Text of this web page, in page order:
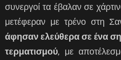
συνεργοί τα έβαλαν σε
μετέφεραν με τρένο στη
άφησαν ελεύθερα σε ένα
τερματισμού, με